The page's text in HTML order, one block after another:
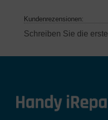
Kundenrezensionen:
Schreiben Sie die